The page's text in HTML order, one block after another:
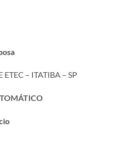
ETEC – ITATIBA – SP